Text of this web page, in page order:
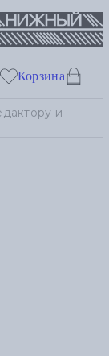
Корзина